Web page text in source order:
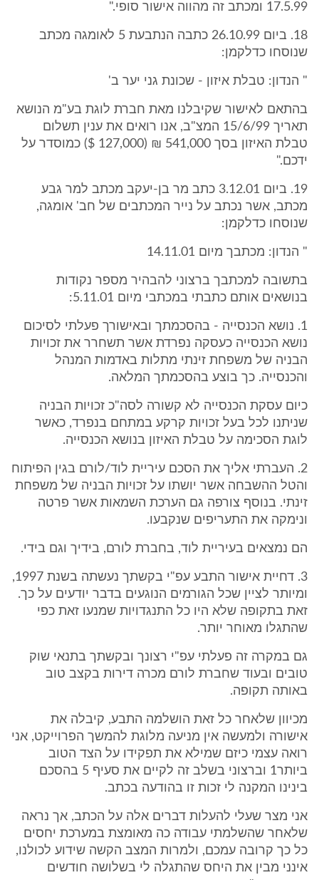
17.5.99 ומכתב זה מהווה אישור סופי."
18. ביום 26.10.99 כתבה הנתבעת 5 לאומגה מכתב
שנוסחו כדלקמן:
" הנדון: טבלת איזון - שכונת גני יער ב'
בהתאם לאישור שקיבלנו מאת חברת לוגת בע"מ הנושא
תאריך 15/6/99 המצ"ב, אנו רואים את ענין תשלום
טבלת האיזון בסך 541,000 ₪ (127,000 $) כמוסדר על
ידכם."
19. ביום 3.12.01 כתב מר בן-יעקב מכתב למר גבע
מכתב, אשר נכתב על נייר המכתבים של חב' אומגה,
שנוסחו כדלקמן:
" הנדון: מכתבך מיום 14.11.01
בתשובה למכתבך ברצוני להבהיר מספר נקודות
בנושאים אותם כתבתי במכתבי מיום 5.11.01:
1. נושא הכנסייה - בהסכמתך ובאישורך פעלתי לסיכום
נושא הכנסייה כעסקה נפרדת אשר תשחרר את זכויות
הבניה של משפחת זינתי מתלות באדמות המנהל
והכנסייה. כך בוצע בהסכמתך המלאה.
כיום עסקת הכנסייה לא קשורה לסה"כ זכויות הבניה
שניתנו לכל בעל זכויות קרקע במתחם בנפרד, כאשר
לוגת הסכימה על טבלת האיזון בנושא הכנסייה.
2. העברתי אליך את הסכם עיריית לוד/לורם בגין הפיתוח
והטל ההשבחה אשר יושתו על זכויות הבניה של משפחת
זינתי. בנוסף צורפה גם הערכת השמאות אשר פרטה
ונימקה את התעריפים שנקבעו.
הם נמצאים בעיריית לוד, בחברת לורם, בידיך וגם בידי.
3. דחיית אישור התבע עפ"י בקשתך נעשתה בשנת 1997,
ומיותר לציין שכל הגורמים הנוגעים בדבר יודעים על כך.
זאת בתקופה שלא היו כל התנגדויות שמנעו זאת כפי
שהתגלו מאוחר יותר.
גם במקרה זה פעלתי עפ"י רצונך ובקשתך בתנאי שוק
טובים ובעוד שחברת לורם מכרה דירות בקצב טוב
באותה תקופה.
מכיוון שלאחר כל זאת הושלמה התבע, קיבלה את
אישורה ולמעשה אין מניעה מלוגת להמשך הפרוייקט, אני
רואה עצמי כיזם שמילא את תפקידו על הצד הטוב
ביותר1 וברצוני בשלב זה לקיים את סעיף 5 בהסכם
בינינו המקנה לי זכות זו בהודעה בכתב.
אני מצר שעלי להעלות דברים אלה על הכתב, אך נראה
שלאחר שהשלמתי עבודה כה מאומצת במערכת יחסים
כל כך קרובה עמכם, ולמרות המצב הקשה שידוע לכולנו,
אינני מבין את היחס שהתגלה לי בשלושה חודשים